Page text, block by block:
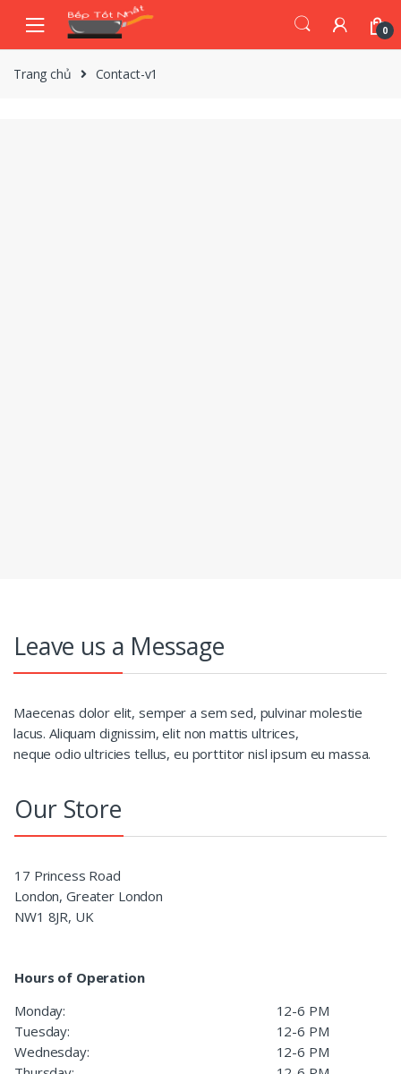
navigation
content
0
Trang chủ Contact-v1
Leave us a Message
Maecenas dolor elit, semper a sem sed, pulvinar molestie
lacus. Aliquam dignissim, elit non mattis ultrices,
neque odio ultricies tellus, eu porttitor nisl ipsum eu massa.
Our Store
17 Princess Road
London, Greater London
NW1 8JR, UK
Hours of Operation
Monday:
12-6 PM
Tuesday:
12-6 PM
Wednesday:
12-6 PM